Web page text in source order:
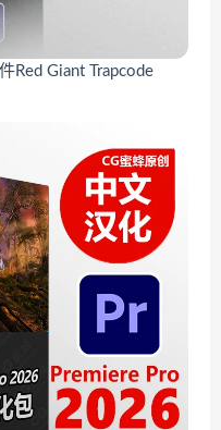
Red Giant Trapcode